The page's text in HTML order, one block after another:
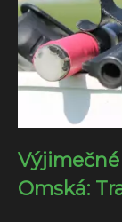
Omská: